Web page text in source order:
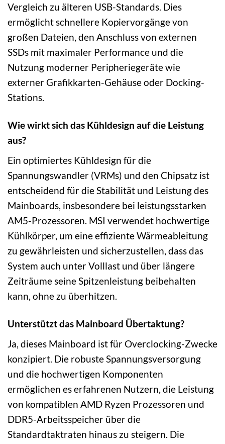
Vergleich zu älteren USB-Standards. Dies
ermöglicht schnellere Kopiervorgänge von
großen Dateien, den Anschluss von externen
SSDs mit maximaler Performance und die
Nutzung moderner Peripheriegeräte wie
externer Grafikkarten-Gehäuse oder Docking-
Stations.
Wie wirkt sich das Kühldesign auf die Leistung
aus?
Ein optimiertes Kühldesign für die
Spannungswandler (VRMs) und den Chipsatz ist
entscheidend für die Stabilität und Leistung des
Mainboards, insbesondere bei leistungsstarken
AM5-Prozessoren. MSI verwendet hochwertige
Kühlkörper, um eine effiziente Wärmeableitung
zu gewährleisten und sicherzustellen, dass das
System auch unter Volllast und über längere
Zeiträume seine Spitzenleistung beibehalten
kann, ohne zu überhitzen.
Unterstützt das Mainboard Übertaktung?
Ja, dieses Mainboard ist für Overclocking-Zwecke
konzipiert. Die robuste Spannungsversorgung
und die hochwertigen Komponenten
ermöglichen es erfahrenen Nutzern, die Leistung
von kompatiblen AMD Ryzen Prozessoren und
DDR5-Arbeitsspeicher über die
Standardtaktraten hinaus zu steigern. Die